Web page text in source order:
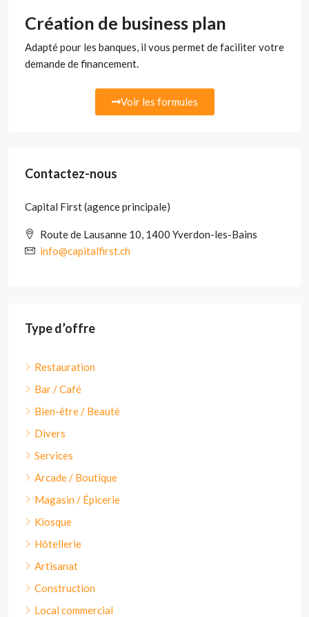
Création de business plan
Adapté pour les banques, il vous permet de faciliter votre
demande de financement.
Voir les formules
Contactez-nous
Capital First (agence principale)
Route de Lausanne 10, 1400 Yverdon-les-Bains
info@capitalfirst.ch
Type d’offre
Restauration
Bar / Café
Bien-être / Beauté
Divers
Services
Arcade / Boutique
Magasin / Épicerie
Kiosque
Hôtellerie
Artisanat
Construction
Local commercial